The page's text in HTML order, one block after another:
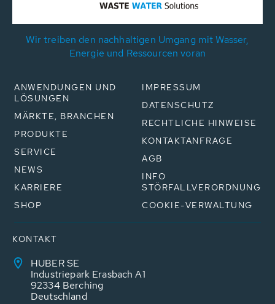
Wir treiben den nachhaltigen Umgang mit Wasser,
Energie und Ressourcen voran
ANWENDUNGEN UND
LÖSUNGEN
MÄRKTE, BRANCHEN
PRODUKTE
SERVICE
NEWS
KARRIERE
SHOP
IMPRESSUM
DATENSCHUTZ
RECHTLICHE HINWEISE
KONTAKTANFRAGE
AGB
INFO
STÖRFALLVERORDNUNG
COOKIE-VERWALTUNG
KONTAKT
HUBER SE
Industriepark Erasbach A1
92334 Berching
Deutschland